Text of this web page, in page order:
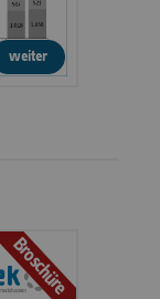
weiter
Broschüre